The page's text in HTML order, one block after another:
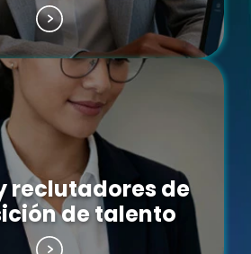
reclutadores de
de talento